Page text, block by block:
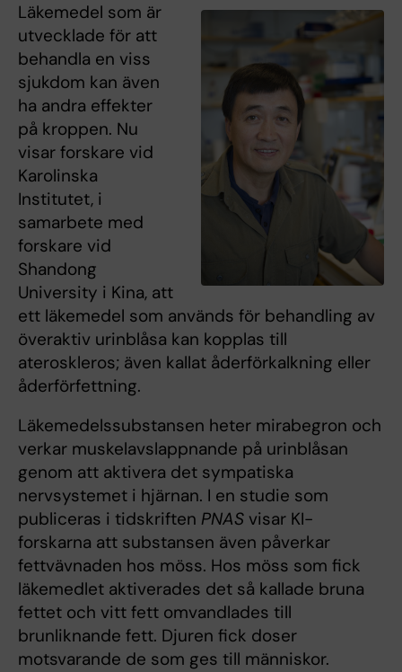
Läkemedel som är
utvecklade för att
behandla en viss
sjukdom kan även
ha andra effekter
på kroppen. Nu
visar forskare vid
Karolinska
Institutet, i
samarbete med
forskare vid
Shandong
University i Kina, att
ett läkemedel som används för behandling av
överaktiv urinblåsa kan kopplas till
ateroskleros; även kallat åderförkalkning eller
åderförfettning.
Läkemedelssubstansen heter mirabegron och
verkar muskelavslappnande på urinblåsan
genom att aktivera det sympatiska
nervsystemet i hjärnan. I en studie som
publiceras i tidskriften PNAS visar KI-
forskarna att substansen även påverkar
fettvävnaden hos möss. Hos möss som fick
läkemedlet aktiverades det så kallade bruna
fettet och vitt fett omvandlades till
brunliknande fett. Djuren fick doser
motsvarande de som ges till människor.